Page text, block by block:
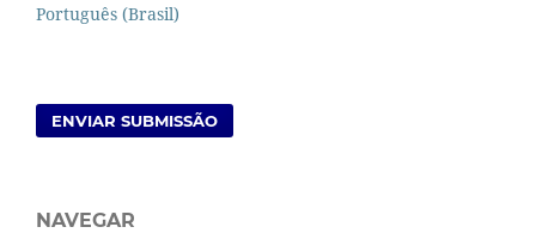
Português (Brasil)
ENVIAR SUBMISSÃO
NAVEGAR